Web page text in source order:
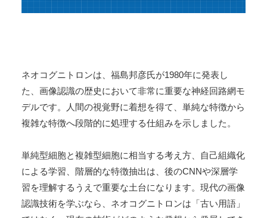
ネオコグニトロンは、福島邦彦氏が1980年に発表し
た、画像認識の歴史において非常に重要な神経回路網モ
デルです。人間の視覚野に着想を得て、単純な特徴から
複雑な特徴へ段階的に処理する仕組みを示しました。
単純型細胞と複雑型細胞に相当する考え方、自己組織化
による学習、階層的な特徴抽出は、後のCNNや深層学
習を理解するうえで重要な土台になります。現代の画像
認識技術を学ぶなら、ネオコグニトロンは「古い用語」